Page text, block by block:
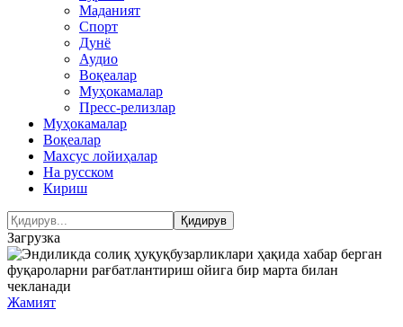
Маданият
Спорт
Дунё
Аудио
Воқеалар
Муҳокамалар
Пресс-релизлар
Муҳокамалар
Воқеалар
Махсус лойиҳалар
На русском
Кириш
Загрузка
Жамият